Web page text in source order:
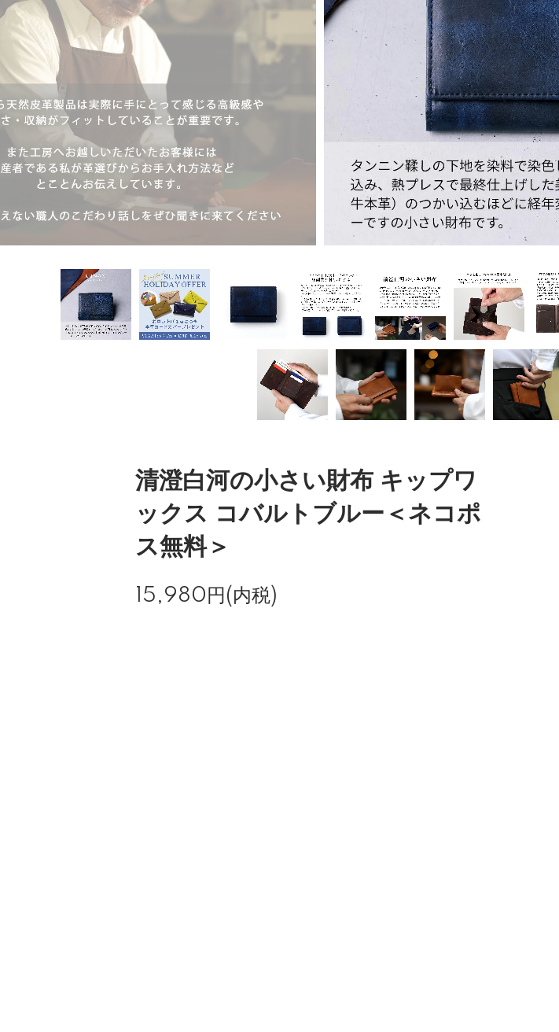
清澄白河の小さい財布 キップワ
ックス コバルトブルー＜ネコポ
ス無料＞
15,980円(内税)